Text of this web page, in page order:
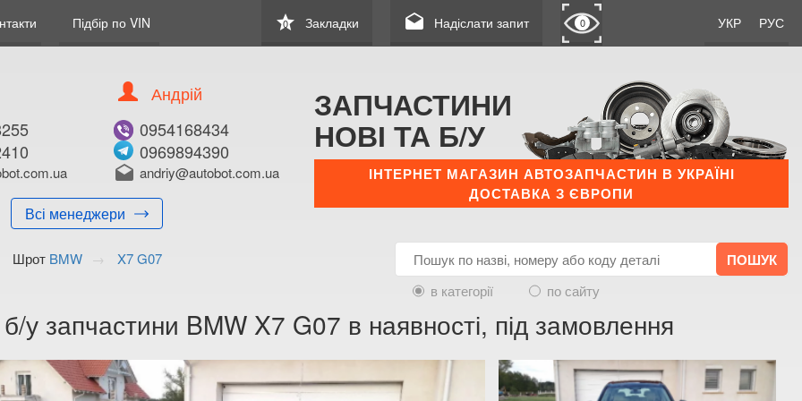
Підбір по VIN УКР РУС
star
0 Закладки drafts Надіслати запит 0
Всі менеджери
Андрій
0954168434
0969894390
drafts andriy@autobot.com.ua
ЗАПЧАСТИНИ
НОВІ ТА Б/У
ІНТЕРНЕТ МАГАЗИН АВТОЗАПЧАСТИН В УКРАЇНІ
ДОСТАВКА З ЄВРОПИ
Шрот BMW
X7 G07
в категорії
по сайту
у запчастини BMW X7 G07 в наявності, під замовлення